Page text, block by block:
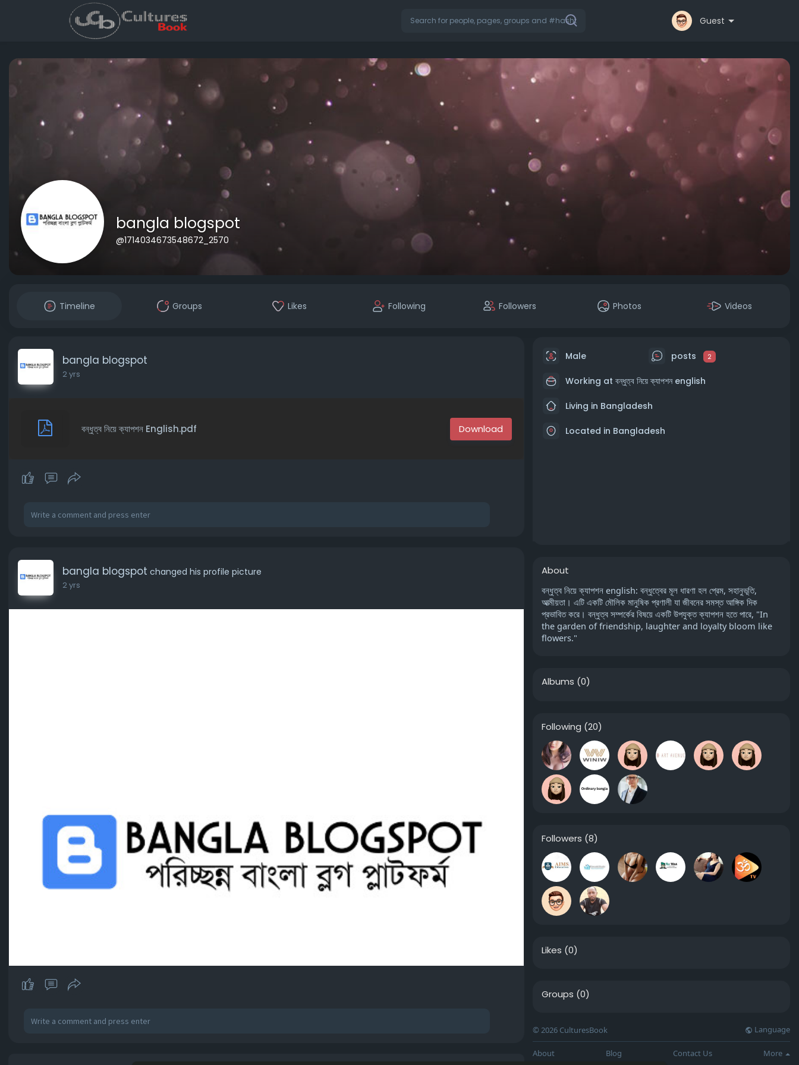
Guest
bangla blogspot
@1714034673548672_2570
Timeline Groups Likes Following Followers Photos Videos
bangla blogspot
2 yrs
বন্ধুত্ব নিয়ে ক্যাপশন English.pdf
bangla blogspot changed his profile picture
2 yrs
Male posts 2
Working at বন্ধুত্ব নিয়ে ক্যাপশন english
Living in Bangladesh
Located in Bangladesh
About
বন্ধুত্ব নিয়ে ক্যাপশন english: বন্ধুত্বের মূল ধারণা হল প্রেম, সহানুভূতি,
আত্মীয়তা। এটি একটি মৌলিক মানুষিক প্রণালী যা জীবনের সমস্ত আঙ্গিক দিক
প্রভাবিত করে। বন্ধুত্ব সম্পর্কের বিষয়ে একটি উপযুক্ত ক্যাপশন হতে পারে, "In
the garden of friendship, laughter and loyalty bloom like
flowers."
Albums (0)
Following (20)
Followers (8)
Likes (0)
Groups (0)
© 2026 CulturesBook Language
About Blog Contact Us More